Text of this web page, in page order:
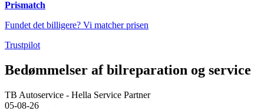
Prismatch
Fundet det billigere? Vi matcher prisen
Trustpilot
Bedømmelser af bilreparation og service
TB Autoservice - Hella Service Partner
05-08-26